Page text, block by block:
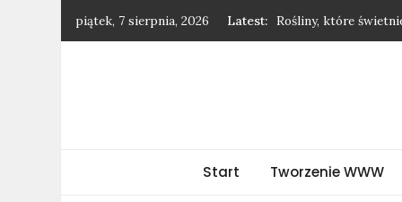
piątek, 7 sierpnia, 2026 Latest: Rośliny, które
Dodatki, które
Dlaczego warto
forceweb.pl
Start Tworzenie WWW